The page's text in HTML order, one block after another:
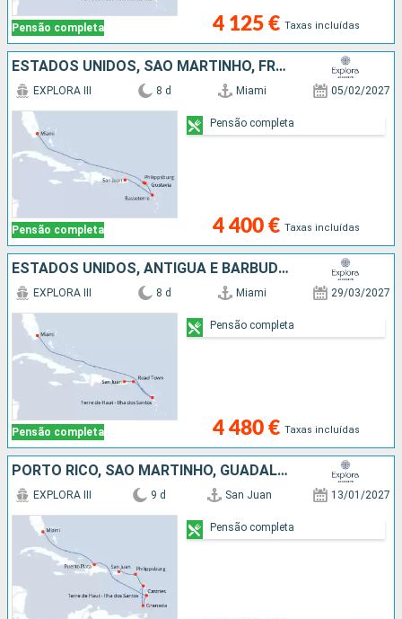
Pensão completa 4 125 € Taxas incluídas
ESTADOS UNIDOS, SÃO MARTINHO, FRANÇA, GUADALUPE, ANTÍGUA E BARBUDA, PORTO RICO
Pensão completa
EXPLORA III 8 d Miami 05/02/2027
4 400 € Taxas incluídas
Pensão completa
ESTADOS UNIDOS, ANTÍGUA E BARBUDA, GUADALUPE, TORTOLA, PORTO RICO
Pensão completa
EXPLORA III 8 d Miami 29/03/2027
4 480 € Taxas incluídas
Pensão completa
PORTO RICO, SÃO MARTINHO, GUADALUPE, GRENADA, SANTA LÚCIA, REPÚBLICA DOMINICANA, ESTADOS UNIDOS
EXPLORA III 9 d San Juan 13/01/2027
Pensão completa